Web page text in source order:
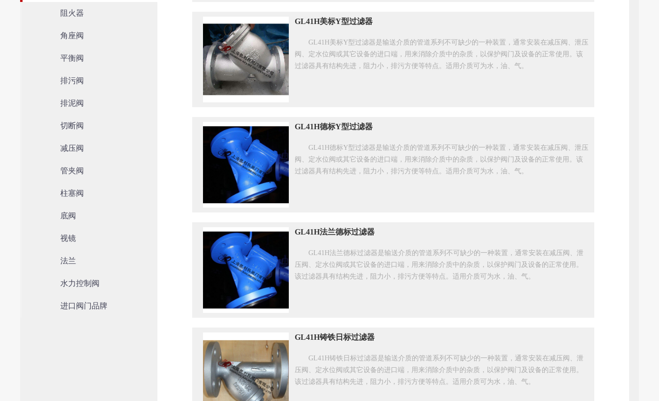
阻火器
角座阀
平衡阀
排污阀
排泥阀
切断阀
减压阀
管夹阀
柱塞阀
底阀
视镜
法兰
水力控制阀
进口阀门品牌
GL41H美标Y型过滤器
GL41H美标Y型过滤器是输送介质的管道系列不可缺少的一种装置，通常安装在减压阀、泄压
阀、定水位阀或其它设备的进口端，用来消除介质中的杂质，以保护阀门及设备的正常使用。该
过滤器具有结构先进，阻力小，排污方便等特点。适用介质可为水，油、气。
GL41H德标Y型过滤器
GL41H德标Y型过滤器是输送介质的管道系列不可缺少的一种装置，通常安装在减压阀、泄压
阀、定水位阀或其它设备的进口端，用来消除介质中的杂质，以保护阀门及设备的正常使用。该
过滤器具有结构先进，阻力小，排污方便等特点。适用介质可为水，油、气。
GL41H法兰德标过滤器
GL41H法兰德标过滤器是输送介质的管道系列不可缺少的一种装置，通常安装在减压阀、泄
压阀、定水位阀或其它设备的进口端，用来消除介质中的杂质，以保护阀门及设备的正常使用。
该过滤器具有结构先进，阻力小，排污方便等特点。适用介质可为水，油、气。
GL41H铸铁日标过滤器
GL41H铸铁日标过滤器是输送介质的管道系列不可缺少的一种装置，通常安装在减压阀、泄
压阀、定水位阀或其它设备的进口端，用来消除介质中的杂质，以保护阀门及设备的正常使用。
该过滤器具有结构先进，阻力小，排污方便等特点。适用介质可为水，油、气。